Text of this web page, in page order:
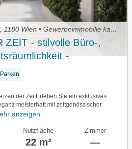
Schopenhauerstraße 48, 1180 Wien • Gewerbeimmobilie kaufen
ZEIT - stilvolle Büro-,
-
Parken
der ZeitErleben Sie ein exklusives
meisterhaft mit zeitgenössischer
anzeigen
Nutzfläche
22 m²
Zimmer
—